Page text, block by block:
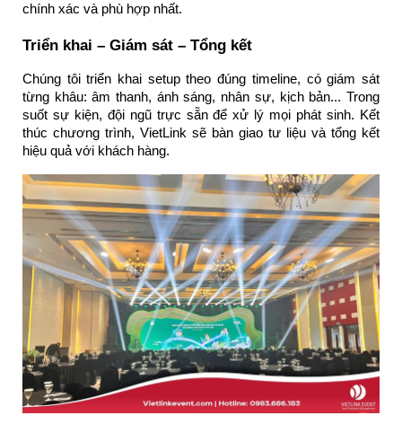
chính xác và phù hợp nhất.
Triển khai – Giám sát – Tổng kết
Chúng tôi triển khai setup theo đúng timeline, có giám sát
từng khâu: âm thanh, ánh sáng, nhân sự, kịch bản... Trong
suốt sự kiện, đội ngũ trực sẵn để xử lý mọi phát sinh. Kết
thúc chương trình, VietLink sẽ bàn giao tư liệu và tổng kết
hiệu quả với khách hàng.